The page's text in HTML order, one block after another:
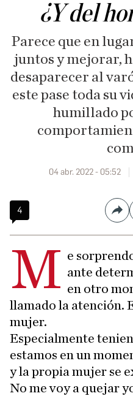
¿Y del
Parece que en
juntos y mejorar,
desaparecer al
este pase toda su
humillado
04 abr. 2022 - 05:52
4
M e
ante
en otro
llamado la atención.
mujer.
Especialmente
estamos en un
y la propia mujer se
No me voy a quejar